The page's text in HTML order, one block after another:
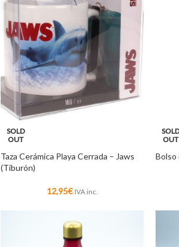
SOLD
OUT
Taza Cerámica Playa Cerrada – Jaws
(Tiburón)
12,95€ IVA inc.
OUT
Bolso